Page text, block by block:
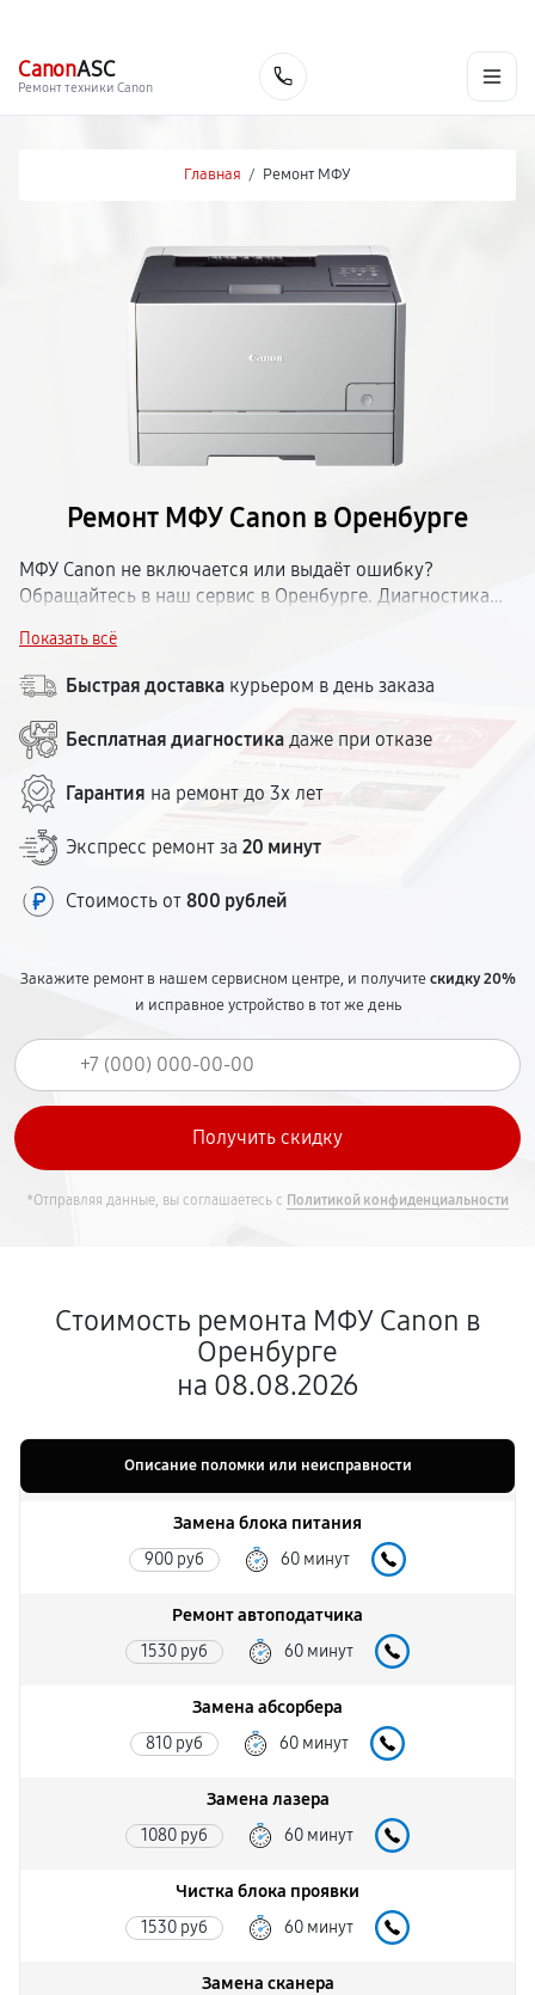
CanonASC
Ремонт техники Canon
Главная / Ремонт МФУ
Ремонт МФУ Canon в Оренбурге
МФУ Canon не включается или выдаёт ошибку?
Обращайтесь в наш сервис в Оренбурге. Диагностика
стоимость. Ремонтируем лазерные и струйные МФУ
Кэнон. Срок — от 1 до 5 рабочих дней. Гарантия — до 12
месяцев. Центр удобно расположен в городе.
Показать всё
Быстрая доставка курьером в день заказа
Бесплатная диагностика даже при отказе
Гарантия на ремонт до 3х лет
Экспресс ремонт за 20 минут
Стоимость от 800 рублей
Закажите ремонт в нашем сервисном центре, и получитескидку 20%
и исправное устройство в тот же день
*Отправляя данные, вы соглашаетесь с Политикой конфиденциальности
Стоимость ремонта МФУ Canon в
Оренбурге
на 08.08.2026
Описание поломки или неисправности
Замена блока питания
900 руб 60 минут
Ремонт автоподатчика
1530 руб 60 минут
Замена абсорбера
810 руб 60 минут
Замена лазера
1080 руб 60 минут
Чистка блока проявки
1530 руб 60 минут
Замена сканера